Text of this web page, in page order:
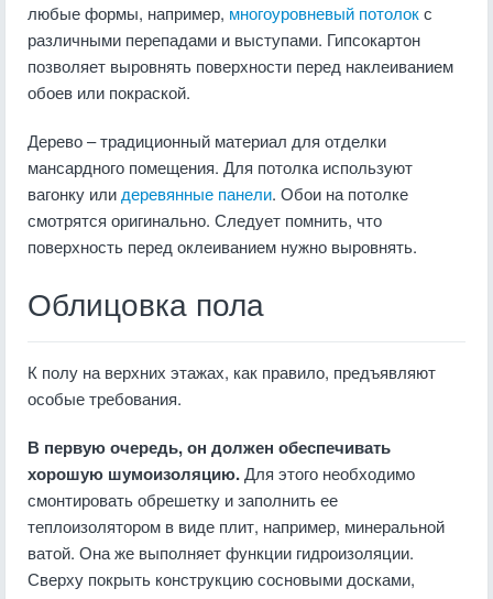
любые формы, например, многоуровневый потолокс
различными перепадами и выступами. Гипсокартон
позволяет выровнять поверхности перед наклеиванием
обоев или покраской.
Дерево – традиционный материал для отделки
мансардного помещения. Для потолка используют
вагонку или деревянные панели. Обои на потолке
смотрятся оригинально. Следует помнить, что
поверхность перед оклеиванием нужно выровнять.
Облицовка пола
К полу на верхних этажах, как правило, предъявляют
особые требования.
В первую очередь, он должен обеспечивать
хорошую шумоизоляцию.Для этого необходимо
смонтировать обрешетку и заполнить ее
теплоизолятором в виде плит, например, минеральной
ватой. Она же выполняет функции гидроизоляции.
Сверху покрыть конструкцию сосновыми досками,